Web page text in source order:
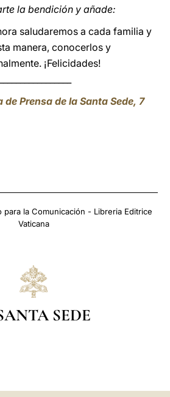
la bendición y añade:
saludaremos a cada familia y
manera, conocerlos y
¡Felicidades!
Prensa de la Santa Sede, 7
la Comunicación - Libreria Editrice
Vaticana
SEDE